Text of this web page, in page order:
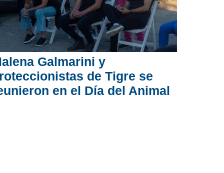
Galmarini y
de Tigre se
en el Día del Animal